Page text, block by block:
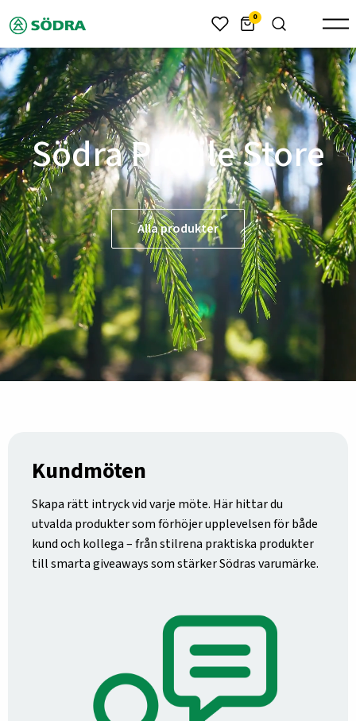
0
Södra Profile Store
Alla produkter
Kundmöten
Skapa rätt intryck vid varje möte. Här hittar du
utvalda produkter som förhöjer upplevelsen för både
kund och kollega – från stilrena praktiska produkter
till smarta giveaways som stärker Södras varumärke.